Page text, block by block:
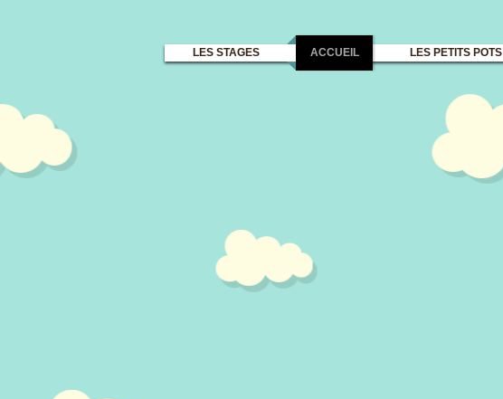
LES STAGES ACCUEIL LES PETITS POTS